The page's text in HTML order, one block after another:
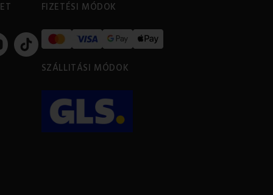
FIZETÉSI MÓDOK
SZÁLLITÁSI MÓDOK